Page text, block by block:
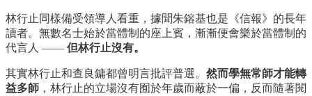
林行止同樣備受領導人看重，據聞朱鎔基也是《信報》的長年
讀者。無數名士始於當體制的座上賓，漸漸便會樂於當體制的
代言人 —— 但林行止沒有。
其實林行止和查良鏞都曾明言批評普選。 然而學無常師才能轉
益多師 ，林行止的立場沒有囿於年歲而蔽於一偏，反而隨著閱